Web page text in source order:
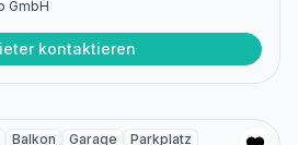
GmbH
kontaktieren
Balkon Garage
Parkplatz